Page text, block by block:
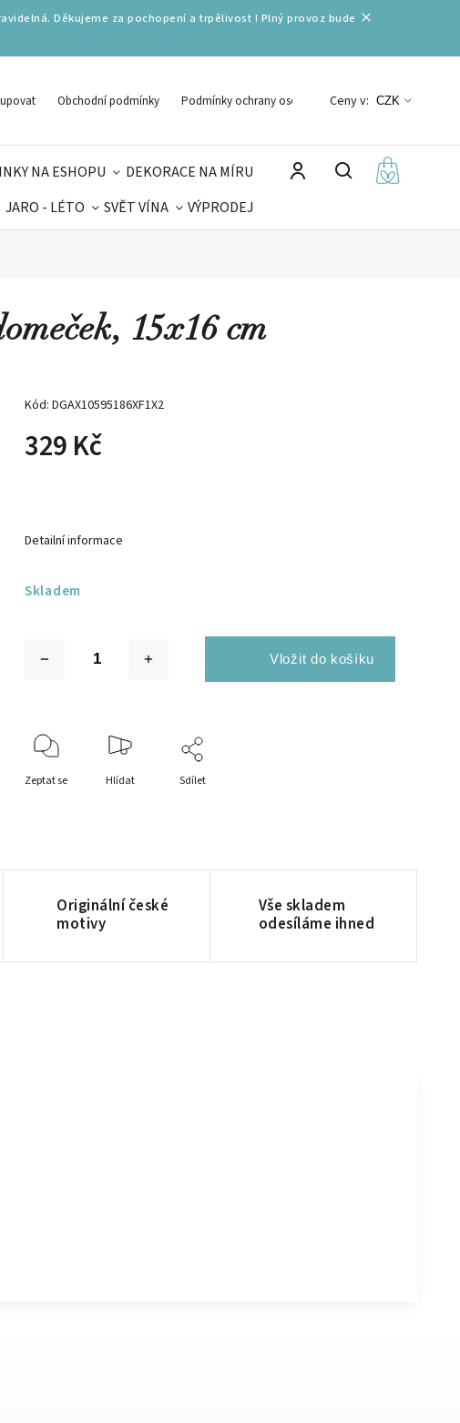
Děkujeme za pochopení a trpělivost ! Plný provoz bude
Obchodní podmínky Podmínky ochrany osobních údajů
Ceny v: CZK
NA ESHOPU
DEKORACE NA MÍRU
JARO - LÉTO SVĚT VÍNA
VÝPRODEJ
15x16 cm
Kód: DGAX10595186XF1X2
329 Kč
Skladem
Detailní informace
Zeptat se Hlídat Sdílet
Originální české
motivy
Vše skladem
odesíláme ihned